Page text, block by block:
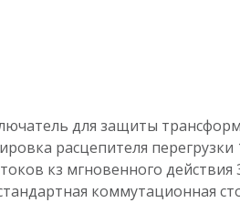
для защиты
расцепителя перегрузки
кз мгновенного действия
коммутационная